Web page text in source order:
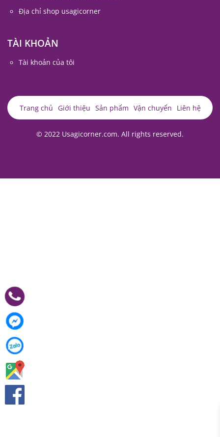
Địa chỉ shop usagicorner
TÀI KHOẢN
Tài khoản của tôi
Trang chủ Giới thiệu Sản phẩm Vận chuyển Liên hệ
© 2022 Usagicorner.com. All rights reserved.